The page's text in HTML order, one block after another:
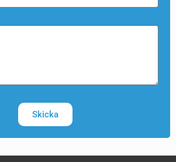
Skicka